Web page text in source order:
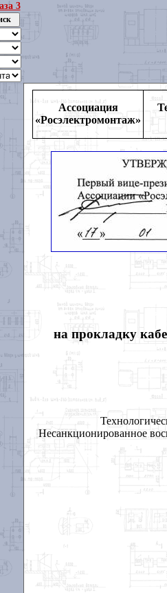
3
Ассоциация
«Росэлектромонтаж»
на прокладку
Несанкционированное